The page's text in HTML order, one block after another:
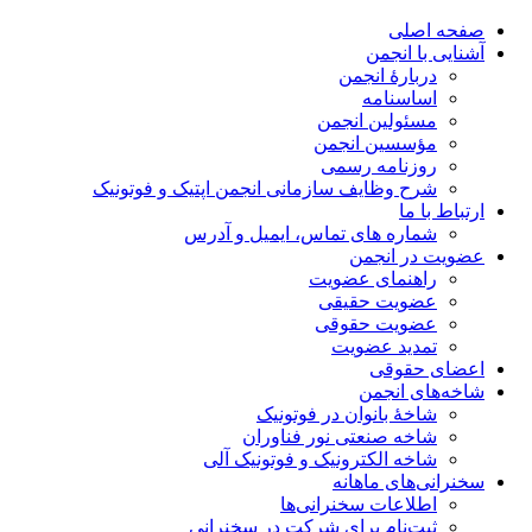
صفحه اصلی
آشنایی با انجمن
دربارۀ انجمن
اساسنامه
مسئولین انجمن
مؤسسین انجمن
روزنامه رسمی
شرح وظایف سازمانی انجمن اپتیک و فوتونیک
ارتباط با ما
شماره های تماس، ایمیل و آدرس
عضویت در انجمن
راهنمای عضویت
عضویت حقیقی
عضویت حقوقی
تمدید عضویت
اعضای حقوقی
شاخه‌های انجمن
شاخۀ بانوان در فوتونیک
شاخه صنعتی نور فناوران
شاخه‌ الکترونیک و فوتونیک آلی
سخنرانی‌های ماهانه
اطلاعات سخنرانی‌‌ها
ثبت‌نام برای شرکت در سخنرانی